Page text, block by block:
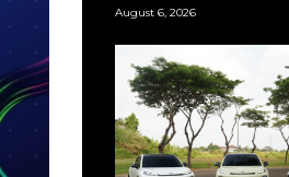
August 6, 2026